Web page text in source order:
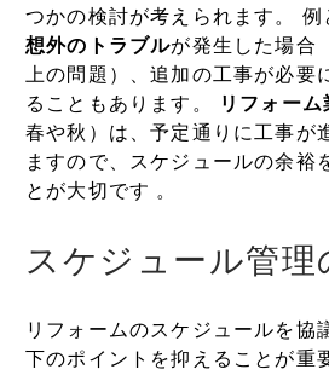
つかの検討が考えられます。 例
想外のトラブルが発生した場合
上の問題）、追加の工事が必要
ることもあります。
リフォーム
春や秋）は、予定通りに工事が
ますので、スケジュールの余裕
とが大切です 。
スケジュール管理
リフォームのスケジュールを協
下のポイントを抑えることが重